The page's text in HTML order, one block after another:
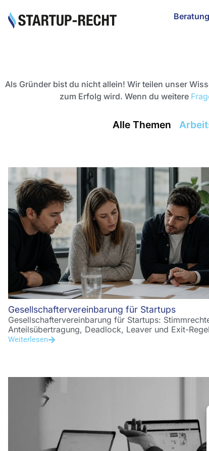
Beratung
Als Gründer bist du nicht allein! Wir teilen unser
zum Erfolg wird. Wenn du weitere
Alle Themen
Gesellschaftervereinbarung für Startups
Gesellschaftervereinbarung für Startups:
Anteilsübertragung, Deadlock, Leaver und Exit-
Weiterlesen